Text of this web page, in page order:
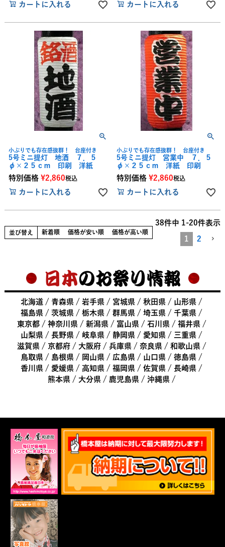
カートに入れる カートに入れる
小ぶりでも存在感抜群！ 台座付き
5号ミニ提灯 地酒 ７．５
φ×２５ｃｍ 印刷 洋紙
特別価格 ¥2,860税込
カートに入れる
小ぶりでも存在感抜群！ 台座付き
5号ミニ提灯 営業中 ７．５
φ×２５ｃｍ 洋紙 印刷
特別価格 ¥2,860税込
カートに入れる
並び替え 新着順 価格が安い順 価格が高い順
38件中 1 -20件表示
1 2
日本のお祭り情報
北海道 青森県 岩手県 宮城県 秋田県
山形県
福島県
茨城県 栃木県 群馬県 埼玉県
千葉県
東京都
神奈川県 新潟県 富山県 石川県
福井県
山梨県
長野県 岐阜県 静岡県 愛知県
三重県
滋賀県
京都府 大阪府 兵庫県 奈良県
和歌山県
鳥取県
島根県 岡山県 広島県 山口県
徳島県
香川県
愛媛県 高知県 福岡県 佐賀県
長崎県
熊本県
大分県 鹿児島県 沖縄県